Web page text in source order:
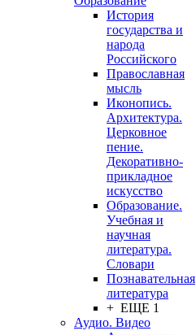
История
государства и
народа
Российского
Православная
мысль
Иконопись.
Архитектура.
Церковное
пение.
Декоративно-
прикладное
искусство
Образование.
Учебная и
научная
литература.
Словари
Познавательная
литература
+ ЕЩЕ 1
Аудио. Видео